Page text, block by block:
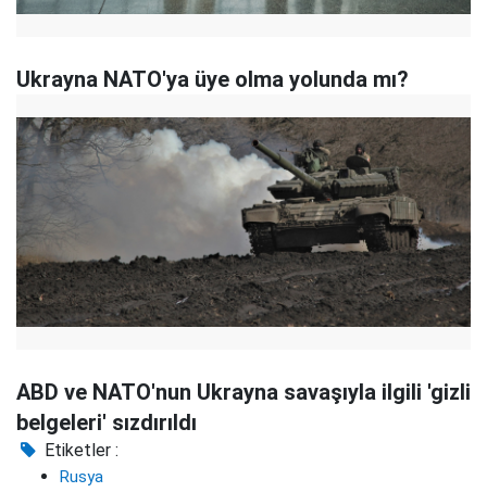
Ukrayna NATO'ya üye olma yolunda mı?
ABD ve NATO'nun Ukrayna savaşıyla ilgili 'gizli
belgeleri' sızdırıldı
Etiketler :
Rusya